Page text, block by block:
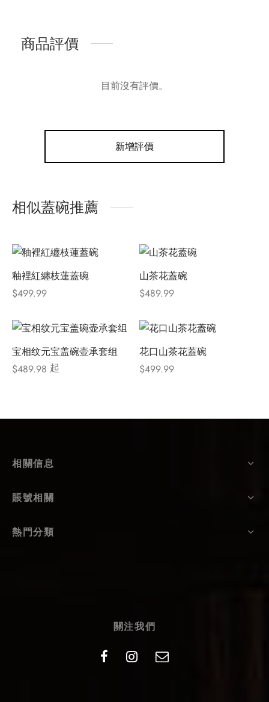
商品評價
目前沒有評價。
新增評價
相似蓋碗推薦
釉裡紅纏枝蓮蓋碗
$499.99
山茶花蓋碗
$489.99
宝相纹元宝盖碗壶承套组
$489.98 起
花口山茶花蓋碗
$499.99
相關信息
賬號相關
熱門分類
關注我們